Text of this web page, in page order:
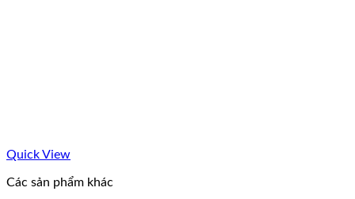
Quick View
Các sản phẩm khác